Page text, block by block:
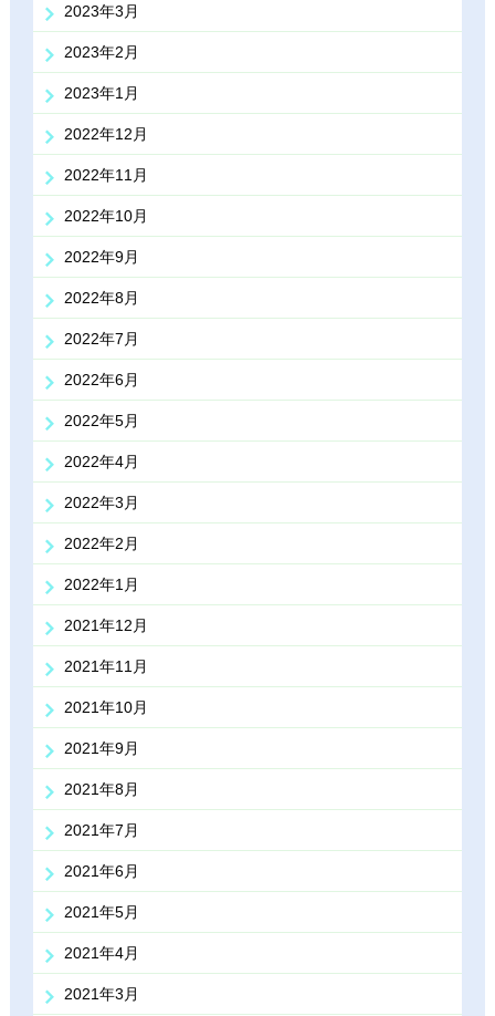
2023年3月
2023年2月
2023年1月
2022年12月
2022年11月
2022年10月
2022年9月
2022年8月
2022年7月
2022年6月
2022年5月
2022年4月
2022年3月
2022年2月
2022年1月
2021年12月
2021年11月
2021年10月
2021年9月
2021年8月
2021年7月
2021年6月
2021年5月
2021年4月
2021年3月